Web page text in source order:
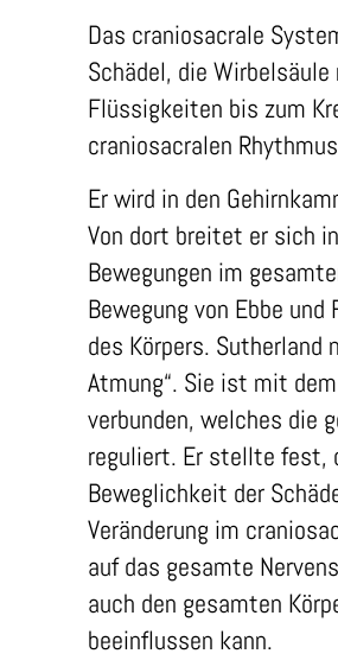
Das craniosacrale
Schädel, die
Flüssigkeiten bis zum
craniosacralen
Er wird in den
Von dort breitet er sich
Bewegungen im
Bewegung von Ebbe
des Körpers. Sutherland
Atmung“. Sie ist mit
verbunden, welches die
reguliert. Er stellte fest,
Beweglichkeit der
Veränderung im
auf das gesamte
auch den gesamten
beeinflussen kann.